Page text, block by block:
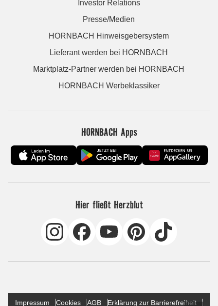
Investor Relations
Presse/Medien
HORNBACH Hinweisgebersystem
Lieferant werden bei HORNBACH
Marktplatz-Partner werden bei HORNBACH
HORNBACH Werbeklassiker
HORNBACH Apps
Hier fließt Herzblut
Impressum Cookies AGB Erklärung zur Barrierefreiheit